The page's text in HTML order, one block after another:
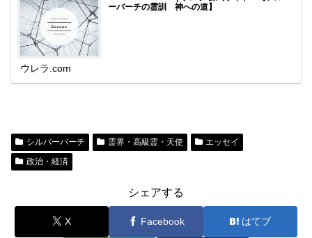
ーバーチの霊訓 神への道】
ウレラ.com
シルバーバーチ 霊界・高級霊・天使
エッセイ
政治・経済
シェアする
X Facebook はてブ